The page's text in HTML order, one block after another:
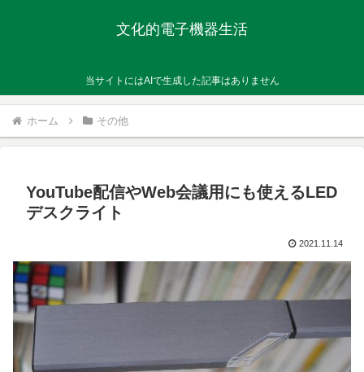
文化的電子機器生活
当サイトにはAIで生成した記事はありません
ホーム その他
YouTube配信やWeb会議用にも使えるLED
デスクライト
2021.11.14